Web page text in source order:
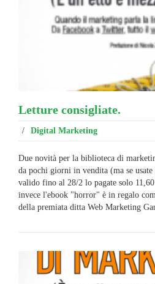
Letture consigliate.
/ Digital Marketing
Due novità per la biblioteca di
da pochi giorni in vendita (ma se
valido fino al 28/2 lo pagate solo
invece l'ebook "horror" è in regalo
della premiata ditta Web Marketing